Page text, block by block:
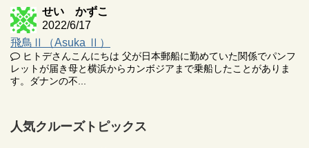
せい かずこ
2022/6/17
飛鳥Ⅱ（Asuka Ⅱ）
ヒトデさんこんにちは 父が日本郵船に勤めていた関係でパンフ
レットが届き母と横浜からカンボジアまで乗船したことがありま
す。ダナンの不...
人気クルーズトピックス